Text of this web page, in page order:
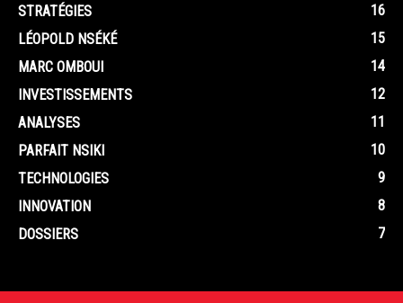
STRATÉGIES
16
LÉOPOLD NSÉKÉ
15
MARC OMBOUI
14
INVESTISSEMENTS
12
ANALYSES
11
PARFAIT NSIKI
10
TECHNOLOGIES
9
INNOVATION
8
DOSSIERS
7